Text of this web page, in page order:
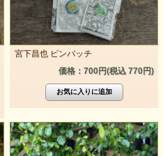
宮下昌也 ピンバッチ
価格：700円(税込 770円)